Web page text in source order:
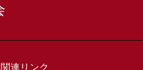
関連リンク